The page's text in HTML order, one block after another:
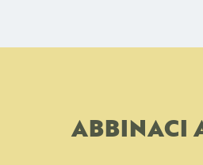
ABBINACI